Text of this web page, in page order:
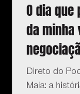
O dia que
da minha
Direto do
Maia: a